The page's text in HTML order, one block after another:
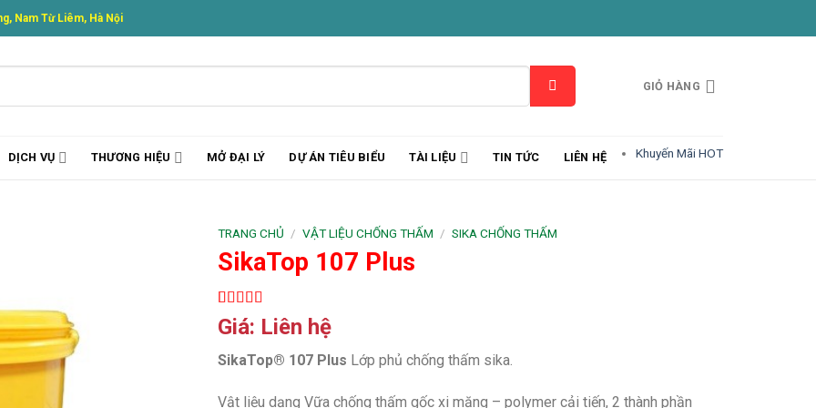
Nam Từ Liêm, Hà Nội
GIỎ HÀNG
DỊCH VỤ THƯƠNG HIỆU MỞ ĐẠI LÝ DỰ ÁN TIÊU BIỂU TÀI LIỆU TIN TỨC LIÊN HỆ Khuyến Mãi HOT
TRANG CHỦ / VẬT LIỆU CHỐNG THẤM / SIKA CHỐNG THẤM
SikaTop 107 Plus
5.00trên 5
dựa trên
1
Giá: Liên hệ
SikaTop® 107 Plus Lớp phủ chống thấm sika.
Vật liệu dạng Vữa chống thấm gốc xi măng – polymer cải tiến, 2 thành phần